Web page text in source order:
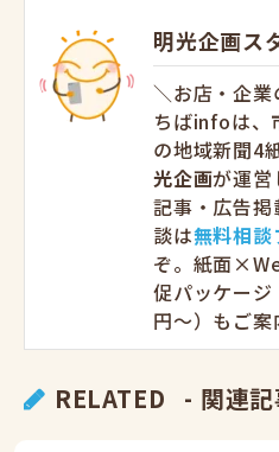
明光企画ス
＼お店・企
ちばinfoは、
の地域新聞4
光企画が運営
記事・広告
談は無料相談
ぞ。紙面
促パッケージ
円〜）もご案
RELATED - 関連